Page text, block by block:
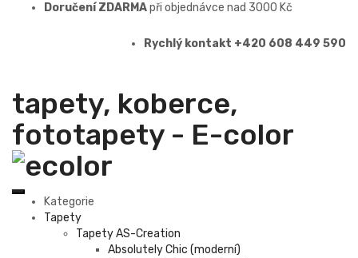
Doručení ZDARMApři objednávce nad 3000 Kč
Rychlý kontakt +420 608 449 590
tapety, koberce,
fototapety - E-color
Kategorie
Tapety
Tapety AS-Creation
Absolutely Chic (moderní)